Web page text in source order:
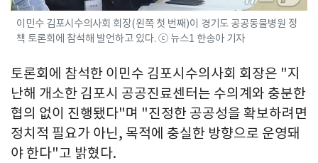
이민수 김포시수의사회 회장(왼쪽 첫 번째)이 경기도 공공동물병원 정
책 토론회에 참석해 발언하고 있다. ⓒ 뉴스1 한송아 기자
토론회에 참석한 이민수 김포시수의사회 회장은 "지
난해 개소한 김포시 공공진료센터는 수의계와 충분한
협의 없이 진행됐다"며 "진정한 공공성을 확보하려면
정치적 필요가 아닌, 목적에 충실한 방향으로 운영돼
야 한다"고 밝혔다.